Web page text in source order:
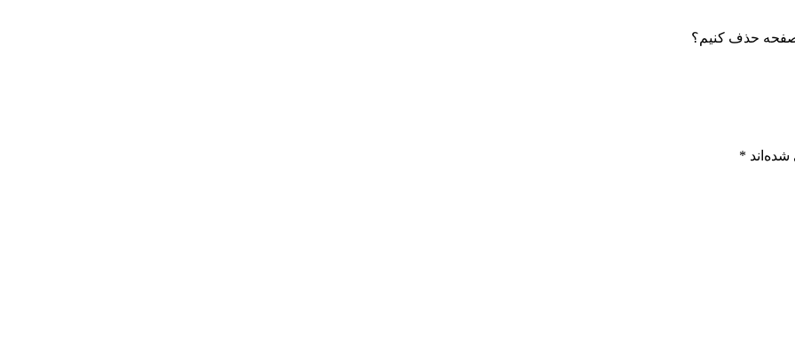
صفحه حذف کنیم؟
*